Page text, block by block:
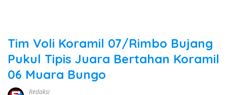
Tim Voli Koramil 07/Rimbo Bujang
Pukul Tipis Juara Bertahan Koramil
06 Muara Bungo
Redaksi